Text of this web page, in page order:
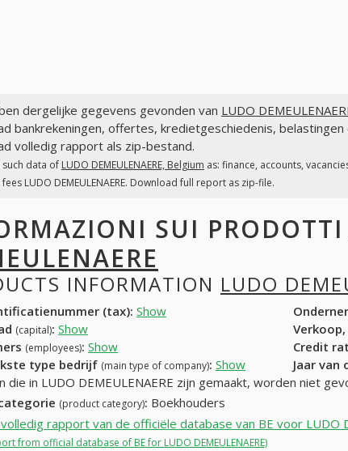
dergelijke gegevens gevonden van LUDO
bankrekeningen, offertes, kredietgeschiedenis, belastingen
volledig rapport als zip-bestand.
data of LUDO DEMEULENAERE, Belgium as: finance, accounts,
LUDO DEMEULENAERE. Download full report as zip-file.
SUI PRODOTTI
INFORMATION LUDO
(tax): Show
(capital): Show
(employees): Show Credit
type bedrijf (main type of company): Show Jaar van
die in LUDO DEMEULENAERE zijn gemaakt, worden niet
(product category): Boekhouders
rapport van de officiële database van BE voor LUDO
from official database of BE for LUDO DEMEULENAERE)